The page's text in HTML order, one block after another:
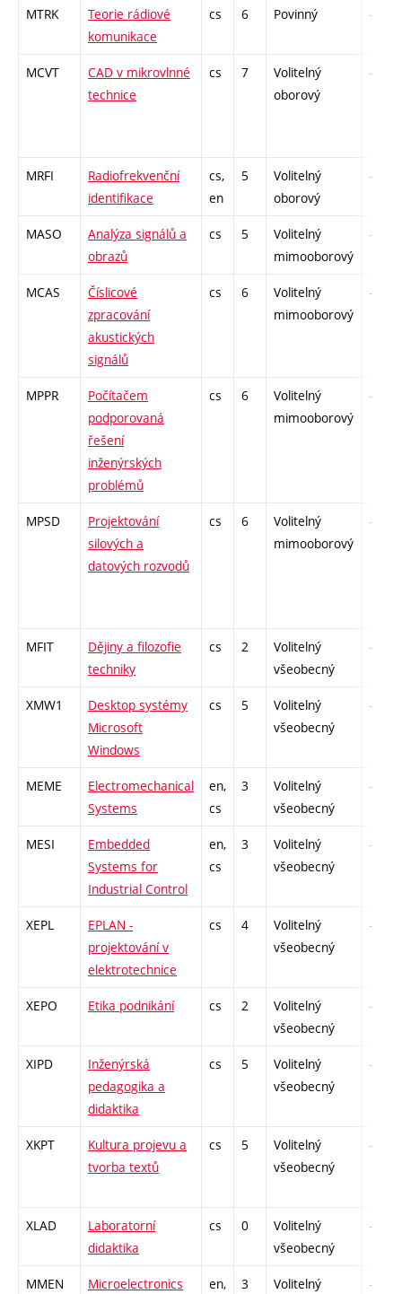
MTRK
Teorie rádiové
komunikace
cs 6 Povinný -
MCVT
CAD v mikrovlnné
technice
cs 7
Volitelný
oborový
-
MRFI
Radiofrekvenční
identifikace
cs,
en
5
Volitelný
oborový
-
MASO
Analýza signálů a
obrazů
cs 5
Volitelný
mimooborový
-
MCAS
Číslicové
zpracování
akustických
signálů
cs 6
Volitelný
mimooborový
-
MPPR
Počítačem
podporovaná
řešení
inženýrských
problémů
cs 6
Volitelný
mimooborový
-
MPSD
Projektování
silových a
datových rozvodů
cs 6
Volitelný
mimooborový
-
MFIT
Dějiny a filozofie
techniky
cs 2
Volitelný
všeobecný
-
XMW1
Desktop systémy
Microsoft
Windows
cs 5
Volitelný
všeobecný
-
MEME
Electromechanical
Systems
en,
cs
3
Volitelný
všeobecný
-
MESI
Embedded
Systems for
Industrial Control
en,
cs
3
Volitelný
všeobecný
-
XEPL
EPLAN -
projektování v
elektrotechnice
cs 4
Volitelný
všeobecný
-
XEPO Etika podnikání cs 2
Volitelný
všeobecný
-
XIPD
Inženýrská
pedagogika a
didaktika
cs 5
Volitelný
všeobecný
-
XKPT
Kultura projevu a
tvorba textů
cs 5
Volitelný
všeobecný
-
XLAD
Laboratorní
didaktika
cs 0
Volitelný
všeobecný
-
MMEN
Microelectronics
en,
3
Volitelný
-